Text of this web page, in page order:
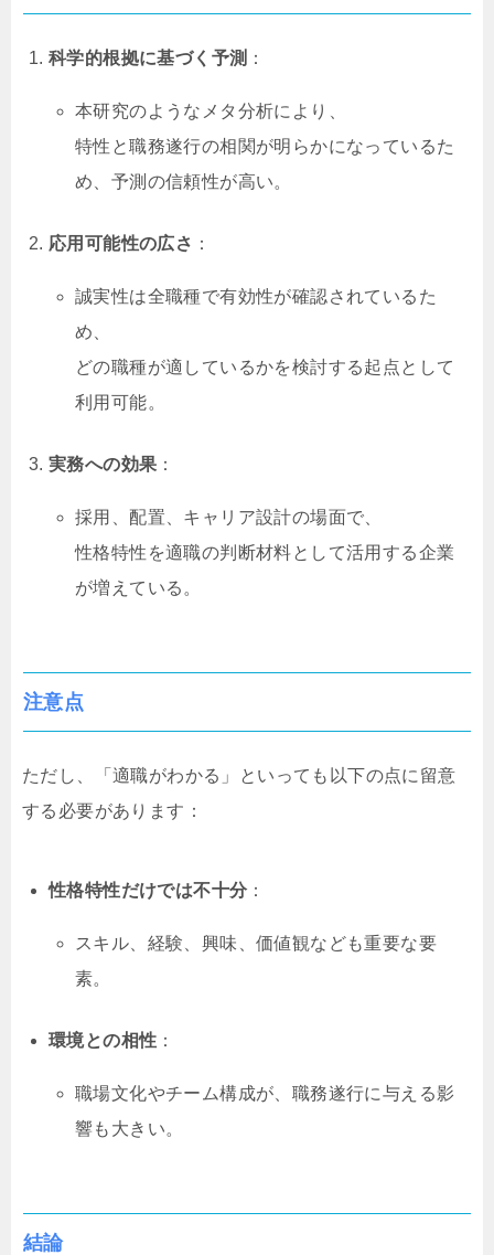
科学的根拠に基づく予測 ：
本研究のようなメタ分析により、
特性と職務遂行の相関が明らかになっているた
め、予測の信頼性が高い。
応用可能性の広さ ：
誠実性は全職種で有効性が確認されているた
め、
どの職種が適しているかを検討する起点として
利用可能。
実務への効果 ：
採用、配置、キャリア設計の場面で、
性格特性を適職の判断材料として活用する企業
が増えている。
注意点
ただし、「適職がわかる」といっても以下の点に留意
する必要があります：
性格特性だけでは不十分 ：
スキル、経験、興味、価値観なども重要な要
素。
環境との相性 ：
職場文化やチーム構成が、職務遂行に与える影
響も大きい。
結論